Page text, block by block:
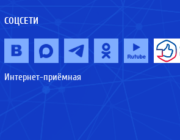
СОЦСЕТИ
Интернет-приёмная